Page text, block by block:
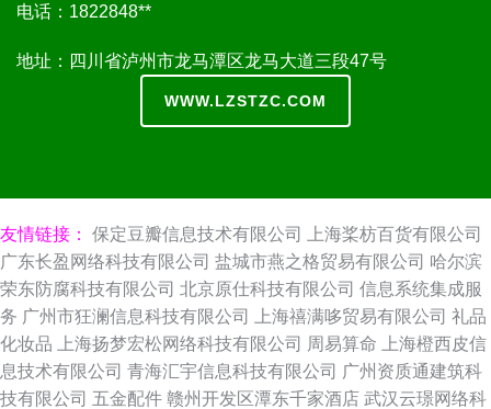
电话：1822848**
地址：四川省泸州市龙马潭区龙马大道三段47号
WWW.LZSTZC.COM
友情链接： 保定豆瓣信息技术有限公司
上海桨枋百货有限公司
广东长盈网络科技有限公司 盐城市燕之格贸易有限公司 哈尔滨
荣东防腐科技有限公司 北京原仕科技有限公司 信息系统集成服
务 广州市狂澜信息科技有限公司 上海禧满哆贸易有限公司 礼品
化妆品
上海扬梦宏松网络科技有限公司 周易算命
上海橙西皮信
息技术有限公司 青海汇宇信息科技有限公司 广州资质通建筑科
技有限公司 五金配件 赣州开发区潭东千家酒店 武汉云璟网络科